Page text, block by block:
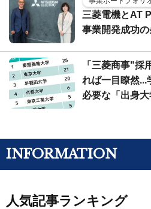
三菱電機とAT
事業開発成功
「三菱商事"採
れば一目瞭然...
必要な「出身大
INFORMATION
人気記事ランキング